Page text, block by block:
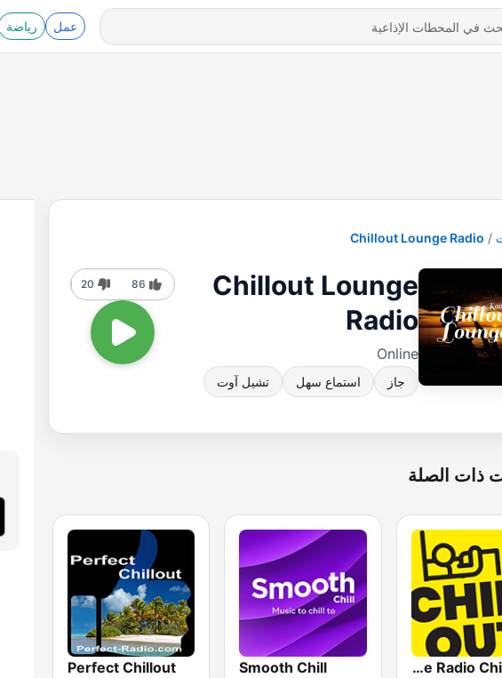
عمل رياضة
Chillout Lounge Radio
Chillout Lounge
Radio
Online
جاز استماع سهل تشيل آوت
86
20
ذات الصلة
Life Radio Chill Out
Smooth Chill
Perfect Chillout